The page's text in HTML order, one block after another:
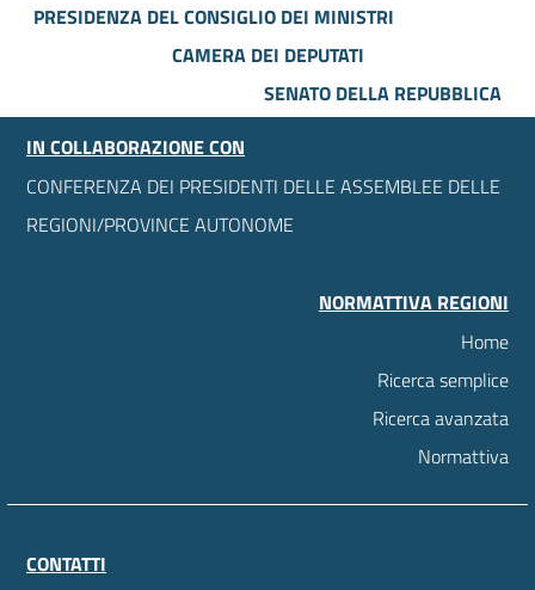
PRESIDENZA DEL CONSIGLIO DEI MINISTRI
CAMERA DEI DEPUTATI
SENATO DELLA REPUBBLICA
IN COLLABORAZIONE CON
CONFERENZA DEI PRESIDENTI DELLE ASSEMBLEE DELLE
REGIONI/PROVINCE AUTONOME
NORMATTIVA REGIONI
Home
Ricerca semplice
Ricerca avanzata
Normattiva
CONTATTI